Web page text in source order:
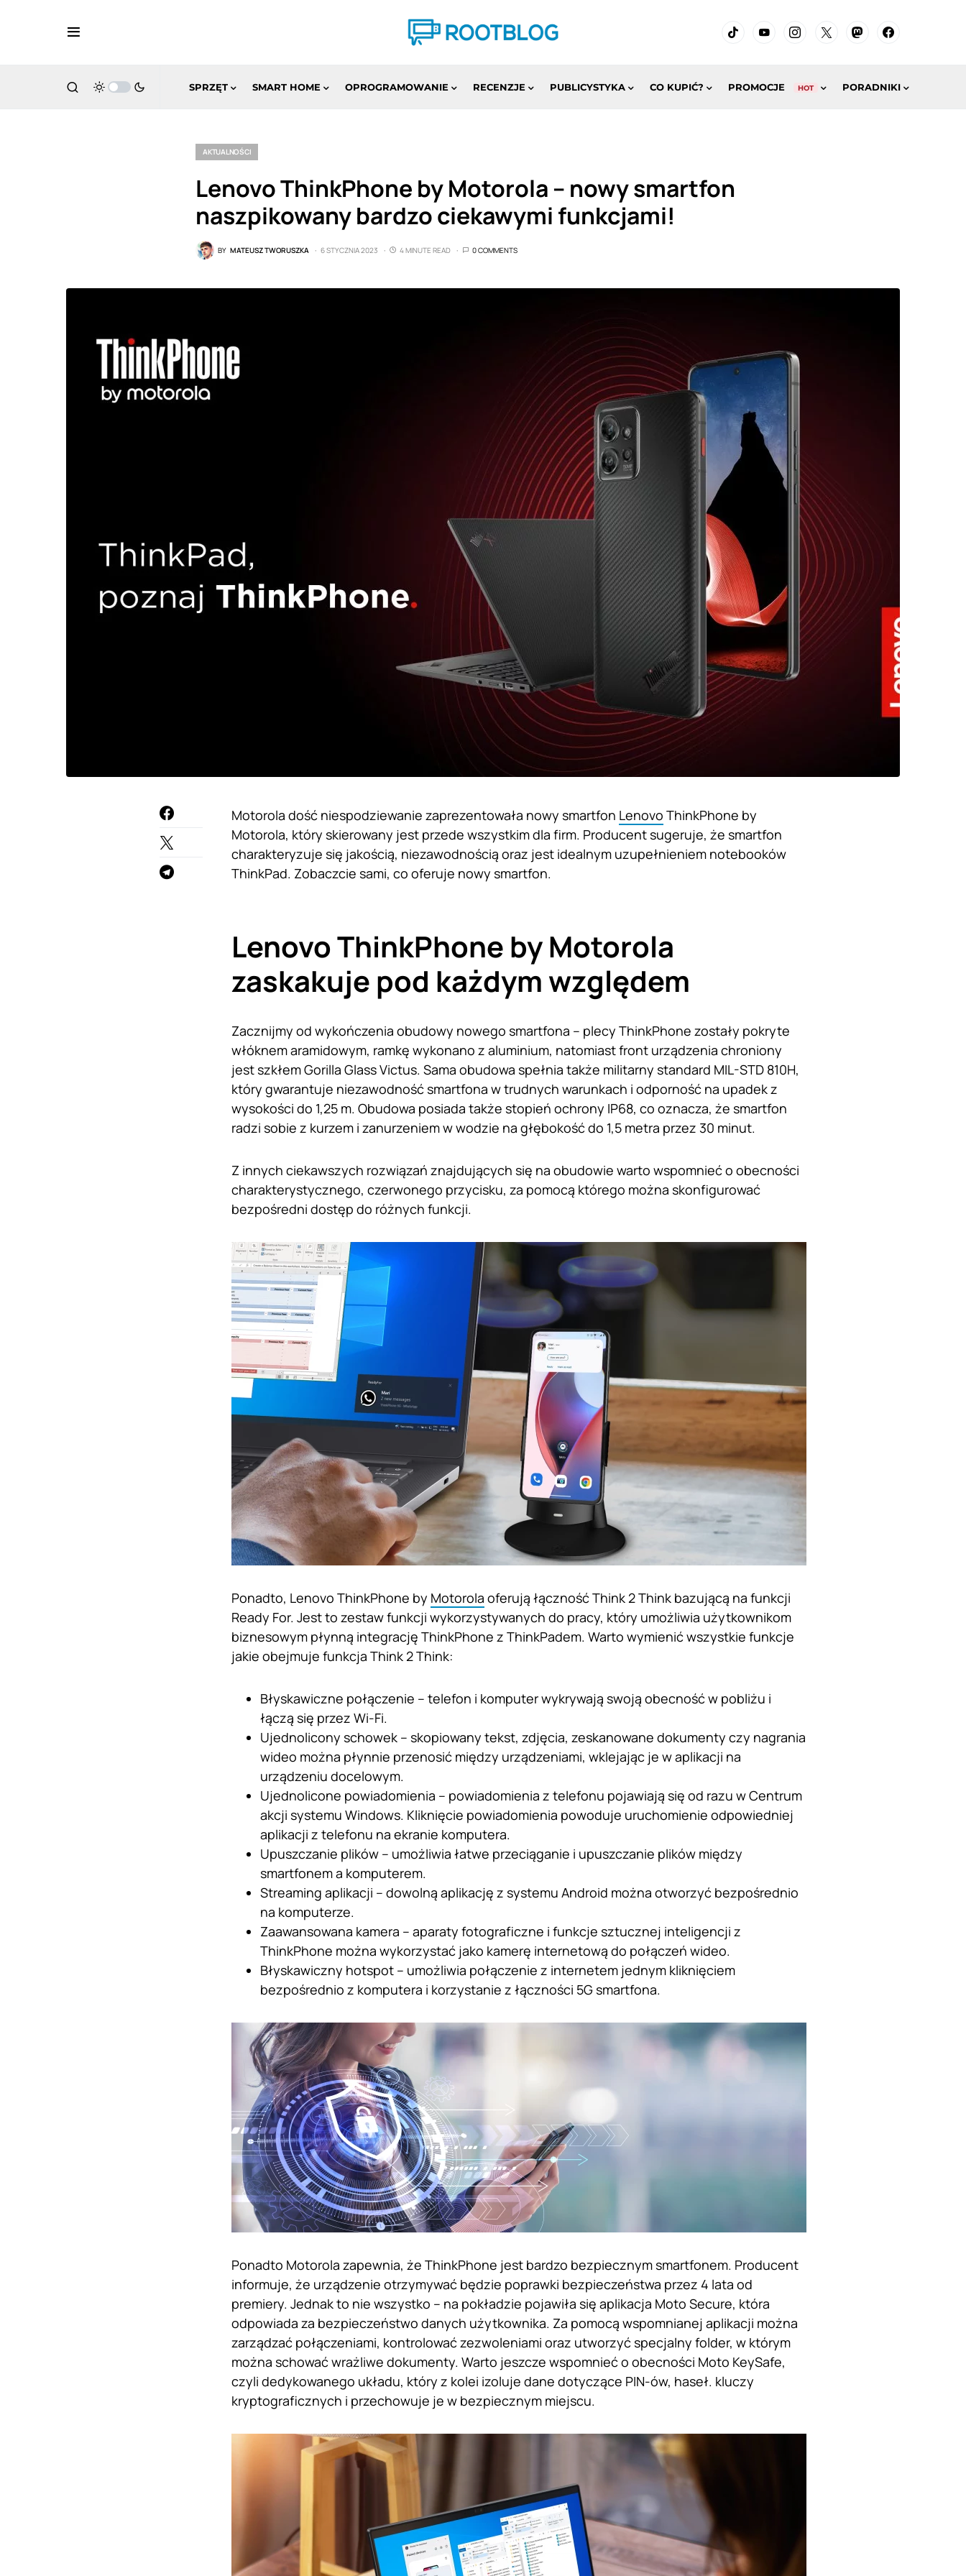
SPRZĘT SMART HOME OPROGRAMOWANIE RECENZJE PUBLICYSTYKA CO KUPIĆ? PROMOCJE HOT PORADNIKI
AKTUALNOŚCI
Lenovo ThinkPhone by Motorola – nowy smartfon
naszpikowany bardzo ciekawymi funkcjami!
BY MATEUSZ TWORUSZKA 6 STYCZNIA 2023 4 MINUTE READ 0 COMMENTS
Motorola dość niespodziewanie zaprezentowała nowy smartfon Lenovo ThinkPhone by
Motorola, który skierowany jest przede wszystkim dla firm. Producent sugeruje, że smartfon
charakteryzuje się jakością, niezawodnością oraz jest idealnym uzupełnieniem notebooków
ThinkPad. Zobaczcie sami, co oferuje nowy smartfon.
Lenovo ThinkPhone by Motorola
zaskakuje pod każdym względem
Zacznijmy od wykończenia obudowy nowego smartfona – plecy ThinkPhone zostały pokryte
włóknem aramidowym, ramkę wykonano z aluminium, natomiast front urządzenia chroniony
jest szkłem Gorilla Glass Victus. Sama obudowa spełnia także militarny standard MIL-STD 810H,
który gwarantuje niezawodność smartfona w trudnych warunkach i odporność na upadek z
wysokości do 1,25 m. Obudowa posiada także stopień ochrony IP68, co oznacza, że smartfon
radzi sobie z kurzem i zanurzeniem w wodzie na głębokość do 1,5 metra przez 30 minut.
Z innych ciekawszych rozwiązań znajdujących się na obudowie warto wspomnieć o obecności
charakterystycznego, czerwonego przycisku, za pomocą którego można skonfigurować
bezpośredni dostęp do różnych funkcji.
Ponadto, Lenovo ThinkPhone by Motorola oferują łączność Think 2 Think bazującą na funkcji
Ready For. Jest to zestaw funkcji wykorzystywanych do pracy, który umożliwia użytkownikom
biznesowym płynną integrację ThinkPhone z ThinkPadem. Warto wymienić wszystkie funkcje
jakie obejmuje funkcja Think 2 Think:
Błyskawiczne połączenie – telefon i komputer wykrywają swoją obecność w pobliżu i
łączą się przez Wi-Fi.
Ujednolicony schowek – skopiowany tekst, zdjęcia, zeskanowane dokumenty czy nagrania
wideo można płynnie przenosić między urządzeniami, wklejając je w aplikacji na
urządzeniu docelowym.
Ujednolicone powiadomienia – powiadomienia z telefonu pojawiają się od razu w Centrum
akcji systemu Windows. Kliknięcie powiadomienia powoduje uruchomienie odpowiedniej
aplikacji z telefonu na ekranie komputera.
Upuszczanie plików – umożliwia łatwe przeciąganie i upuszczanie plików między
smartfonem a komputerem.
Streaming aplikacji – dowolną aplikację z systemu Android można otworzyć bezpośrednio
na komputerze.
Zaawansowana kamera – aparaty fotograficzne i funkcje sztucznej inteligencji z
ThinkPhone można wykorzystać jako kamerę internetową do połączeń wideo.
Błyskawiczny hotspot – umożliwia połączenie z internetem jednym kliknięciem
bezpośrednio z komputera i korzystanie z łączności 5G smartfona.
Ponadto Motorola zapewnia, że ThinkPhone jest bardzo bezpiecznym smartfonem. Producent
informuje, że urządzenie otrzymywać będzie poprawki bezpieczeństwa przez 4 lata od
premiery. Jednak to nie wszystko – na pokładzie pojawiła się aplikacja Moto Secure, która
odpowiada za bezpieczeństwo danych użytkownika. Za pomocą wspomnianej aplikacji można
zarządzać połączeniami, kontrolować zezwoleniami oraz utworzyć specjalny folder, w którym
można schować wrażliwe dokumenty. Warto jeszcze wspomnieć o obecności Moto KeySafe,
czyli dedykowanego układu, który z kolei izoluje dane dotyczące PIN-ów, haseł. kluczy
kryptograficznych i przechowuje je w bezpiecznym miejscu.